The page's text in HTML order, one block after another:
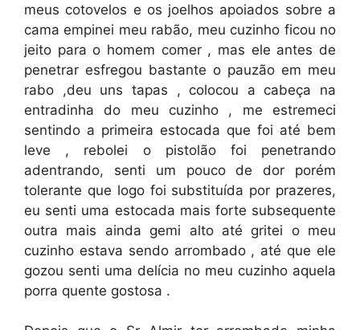
meus cotovelos e os joelhos apoiados sobre a
cama empinei meu rabão, meu cuzinho ficou no
jeito para o homem comer , mas ele antes de
penetrar esfregou bastante o pauzão em meu
rabo ,deu uns tapas , colocou a cabeça na
entradinha do meu cuzinho , me estremeci
sentindo a primeira estocada que foi até bem
leve , rebolei o pistolão foi penetrando
adentrando, senti um pouco de dor porém
tolerante que logo foi substituída por prazeres,
eu senti uma estocada mais forte subsequente
outra mais ainda gemi alto até gritei o meu
cuzinho estava sendo arrombado , até que ele
gozou senti uma delícia no meu cuzinho aquela
porra quente gostosa .